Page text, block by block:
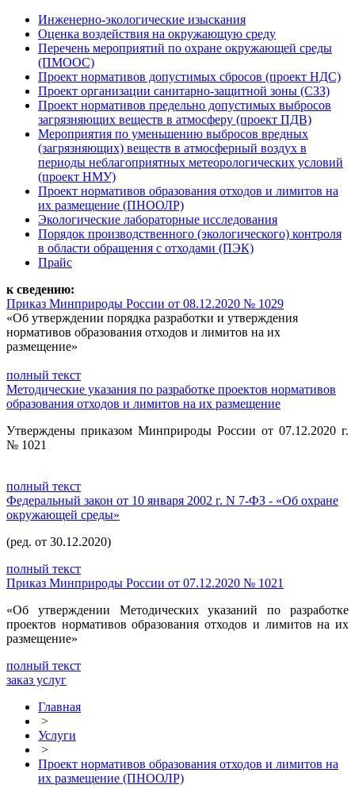
Инженерно-экологические изыскания
Оценка воздействия на окружающую среду
Перечень мероприятий по охране окружающей среды
(ПМООС)
Проект нормативов допустимых сбросов (проект НДС)
Проект организации санитарно-защитной зоны (СЗЗ)
Проект нормативов предельно допустимых выбросов
загрязняющих веществ в атмосферу (проект ПДВ)
Мероприятия по уменьшению выбросов вредных
(загрязняющих) веществ в атмосферный воздух в
периоды неблагоприятных метеорологических условий
(проект НМУ)
Проект нормативов образования отходов и лимитов на
их размещение (ПНООЛР)
Экологические лабораторные исследования
Порядок производственного (экологического) контроля
в области обращения с отходами (ПЭК)
Прайс
к сведению:
Приказ Минприроды России от 08.12.2020 № 1029
«Об утверждении порядка разработки и утверждения
нормативов образования отходов и лимитов на их
размещение»
полный текст
Методические указания по разработке проектов нормативов
образования отходов и лимитов на их размещение
Утверждены приказом Минприроды России от 07.12.2020 г.
№ 1021
полный текст
Федеральный закон от 10 января 2002 г. N 7-ФЗ - «Об охране
окружающей среды»
(ред. от 30.12.2020)
полный текст
Приказ Минприроды России от 07.12.2020 № 1021
«Об утверждении Методических указаний по разработке
проектов нормативов образования отходов и лимитов на их
размещение»
полный текст
заказ услуг
Главная
>
Услуги
>
Проект нормативов образования отходов и лимитов на
их размещение (ПНООЛР)